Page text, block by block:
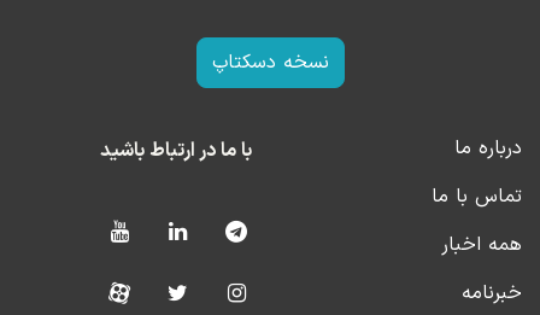
نسخه دسکتاپ
درباره ما
تماس با ما
همه اخبار
خبرنامه
با ما در ارتباط باشید